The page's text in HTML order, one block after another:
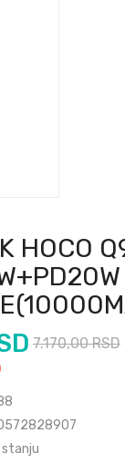
HOCO
7.170,00 RSD
stanju